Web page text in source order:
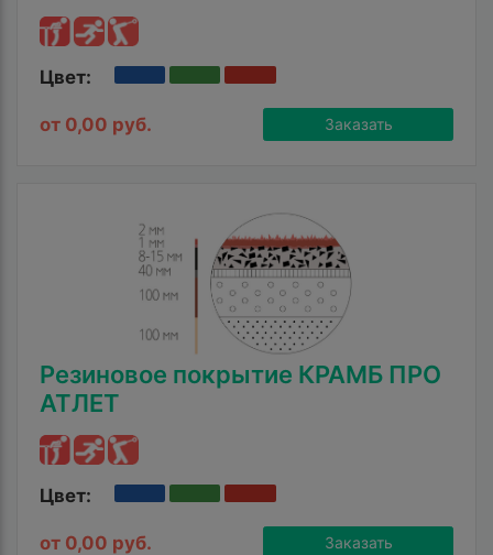
Цвет:
от 0,00 руб. Заказать
Резиновое покрытие КРАМБ ПРО
АТЛЕТ
Цвет:
от 0,00 руб. Заказать